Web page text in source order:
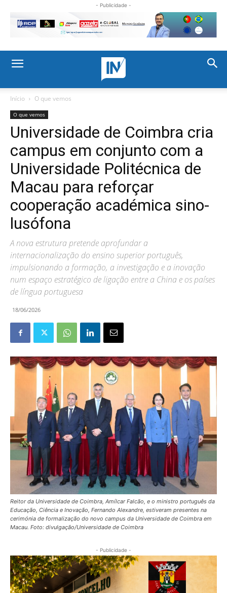
- Publicidade -
Início O que vemos
O que vemos
Universidade de Coimbra cria
campus em conjunto com a
Universidade Politécnica de
Macau para reforçar
cooperação académica sino-
lusófona
A nova estrutura pretende aprofundar a
internacionalização do ensino superior português,
impulsionando a formação, a investigação e a inovação
num espaço estratégico de ligação entre a China e os países
de língua portuguesa
18/06/2026
Reitor da Universidade de Coimbra, Amílcar Falcão, e o ministro português da
Educação, Ciência e Inovação, Fernando Alexandre, estiveram presentes na
cerimónia de formalização do novo campus da Universidade de Coimbra em
Macau. Foto: divulgação/Universidade de Coimbra
- Publicidade -